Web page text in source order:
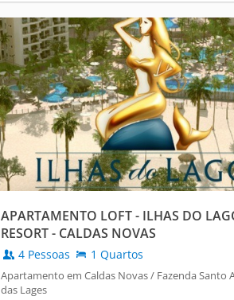
APARTAMENTO LOFT - ILHAS DO
RESORT - CALDAS NOVAS
4 Pessoas 1 Quartos
Apartamento em Caldas Novas / Fazenda Santo
das Lages